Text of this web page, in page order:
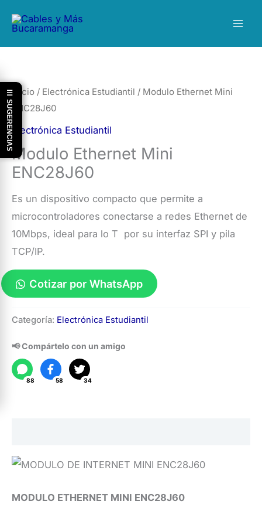
Inicio / Electrónica Estudiantil / Modulo Ethernet Mini
ENC28J60
Electrónica Estudiantil
Modulo Ethernet Mini
ENC28J60
Es un dispositivo compacto que permite a
microcontroladores conectarse a redes Ethernet de
10Mbps, ideal para lo T por su interfaz SPI y pila
TCP/IP.
Cotizar por WhatsApp
Ethernet
Mini
ENC28J60
cantidad
Categoría: Electrónica Estudiantil
📢 Compártelo con un amigo
88 58 34
MODULO ETHERNET MINI ENC28J60
☰ SUGERENCIAS